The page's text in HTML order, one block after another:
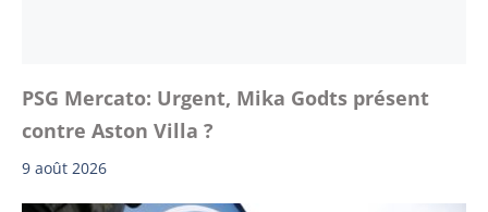
PSG Mercato: Urgent, Mika Godts présent
contre Aston Villa ?
9 août 2026